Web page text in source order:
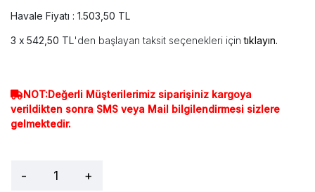
Havale Fiyatı : 1.503,50 TL
542,50 TL'den başlayan taksit seçenekleri içintıklayın.
NOT:Değerli Müşterilerimiz siparişiniz kargoya
verildikten sonra SMS veya Mail bilgilendirmesi sizlere
gelmektedir.
- +